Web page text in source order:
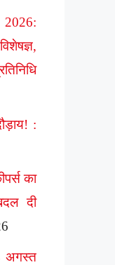
:
का
दी
अगस्त